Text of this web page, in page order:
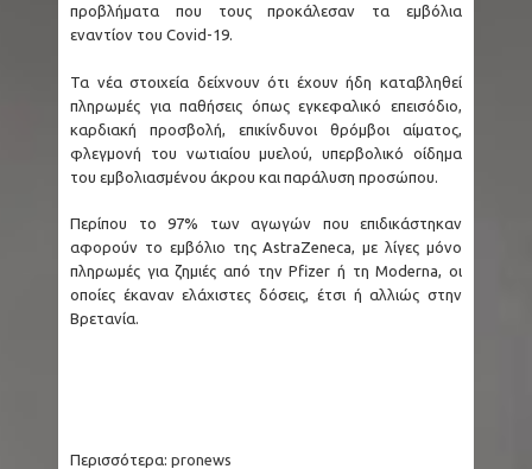
προβλήματα που τους προκάλεσαν τα εμβόλια
εναντίον του Covid-19.
Τα νέα στοιχεία δείχνουν ότι έχουν ήδη καταβληθεί
πληρωμές για παθήσεις όπως εγκεφαλικό επεισόδιο,
καρδιακή προσβολή, επικίνδυνοι θρόμβοι αίματος,
φλεγμονή του νωτιαίου μυελού, υπερβολικό οίδημα
του εμβολιασμένου άκρου και παράλυση προσώπου.
Περίπου το 97% των αγωγών που επιδικάστηκαν
αφορούν το εμβόλιο της AstraZeneca, με λίγες μόνο
πληρωμές για ζημιές από την Pfizer ή τη Moderna, οι
οποίες έκαναν ελάχιστες δόσεις, έτσι ή αλλιώς στην
Βρετανία.
Περισσότερα: pronews